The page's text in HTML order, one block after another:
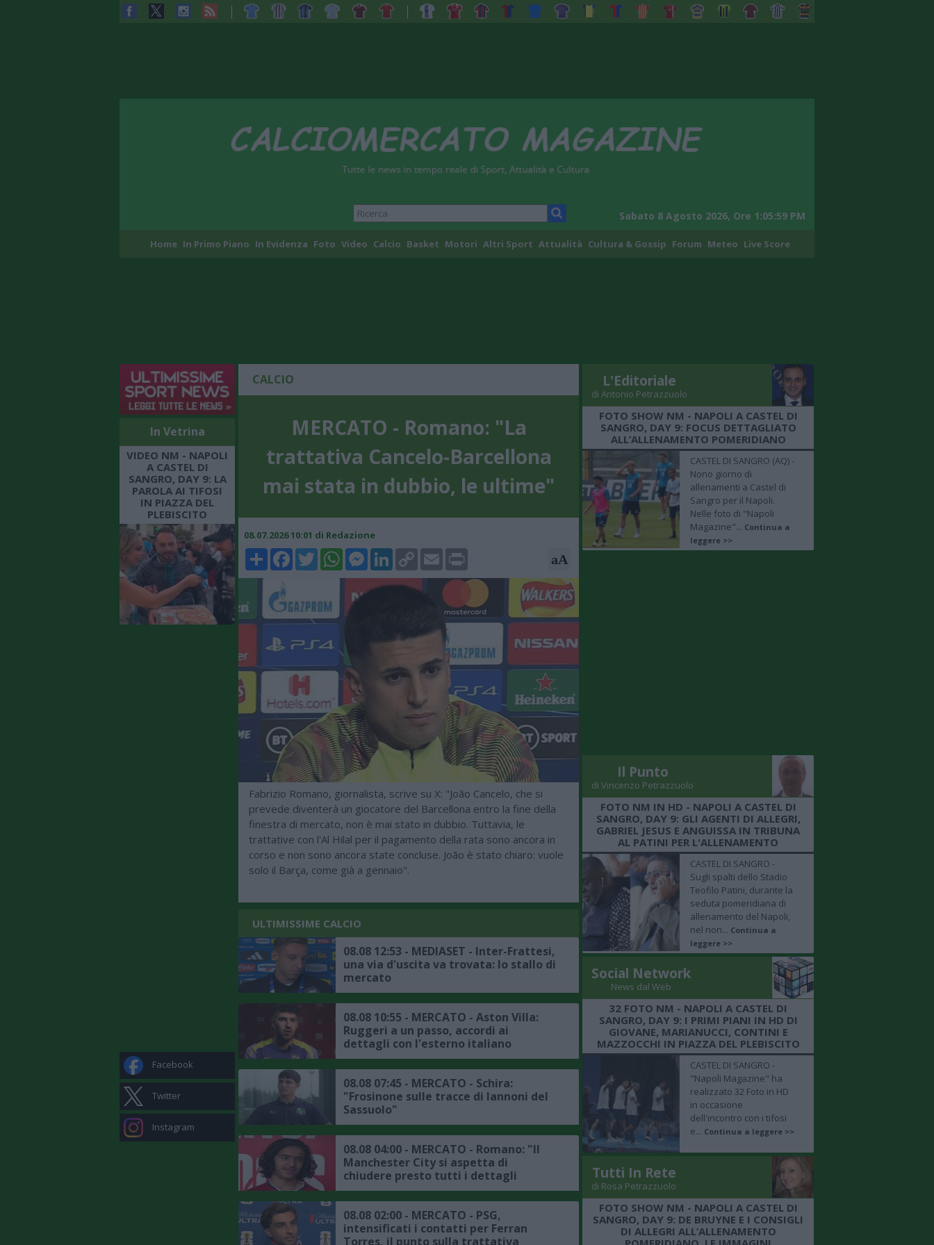
Sabato 8 Agosto 2026, Ore 1:06:00 PM
Home In Primo Piano In Evidenza Foto Video Calcio Basket Motori Altri Sport Attualità Cultura & Gossip Forum Meteo Live Score
In Vetrina
VIDEO NM - NAPOLI
A CASTEL DI
SANGRO, DAY 9: LA
PAROLA AI TIFOSI
IN PIAZZA DEL
PLEBISCITO
Facebook
Twitter
Instagram
CALCIO
MERCATO - Romano: "La
trattativa Cancelo-Barcellona
mai stata in dubbio, le ultime"
08.07.2026 10:01 di Redazione
ShareFacebookTwitterWhatsAppMessenger
LinkedIn
Copy
Link
Email Print aA
Fabrizio Romano, giornalista, scrive su X: "João Cancelo, che si
prevede diventerà un giocatore del Barcellona entro la fine della
finestra di mercato, non è mai stato in dubbio. Tuttavia, le
trattative con l'Al Hilal per il pagamento della rata sono ancora in
corso e non sono ancora state concluse. João è stato chiaro: vuole
solo il Barça, come già a gennaio".
ULTIMISSIME CALCIO
08.08 12:53 - MEDIASET - Inter-Frattesi,
una via d'uscita va trovata: lo stallo di
mercato
08.08 10:55 - MERCATO - Aston Villa:
Ruggeri a un passo, accordi ai
dettagli con l'esterno italiano
08.08 07:45 - MERCATO - Schira:
"Frosinone sulle tracce di Iannoni del
Sassuolo"
08.08 04:00 - MERCATO - Romano: "Il
Manchester City si aspetta di
chiudere presto tutti i dettagli
dell'affare Bouaddi"
08.08 02:00 - MERCATO - PSG,
intensificati i contatti per Ferran
Torres, il punto sulla trattativa
L'Editoriale
di Antonio Petrazzuolo
FOTO SHOW NM - NAPOLI A CASTEL DI
SANGRO, DAY 9: FOCUS DETTAGLIATO
ALL’ALLENAMENTO POMERIDIANO
CASTEL DI SANGRO (AQ) -
Nono giorno di
allenamenti a Castel di
Sangro per il Napoli.
Nelle foto di "Napoli
Magazine"... Continua a
leggere >>
Il Punto
di Vincenzo Petrazzuolo
FOTO NM IN HD - NAPOLI A CASTEL DI
SANGRO, DAY 9: GLI AGENTI DI ALLEGRI,
GABRIEL JESUS E ANGUISSA IN TRIBUNA
AL PATINI PER L'ALLENAMENTO
CASTEL DI SANGRO -
Sugli spalti dello Stadio
Teofilo Patini, durante la
seduta pomeridiana di
allenamento del Napoli,
nel non... Continua a
leggere >>
Social Network
News dal Web
32 FOTO NM - NAPOLI A CASTEL DI
SANGRO, DAY 9: I PRIMI PIANI IN HD DI
GIOVANE, MARIANUCCI, CONTINI E
MAZZOCCHI IN PIAZZA DEL PLEBISCITO
CASTEL DI SANGRO -
"Napoli Magazine" ha
realizzato 32 Foto in HD
in occasione
dell'incontro con i tifosi
e... Continua a leggere >>
Tutti In Rete
di Rosa Petrazzuolo
FOTO SHOW NM - NAPOLI A CASTEL DI
SANGRO, DAY 9: DE BRUYNE E I CONSIGLI
DI ALLEGRI ALL’ALLENAMENTO